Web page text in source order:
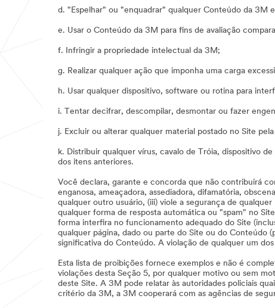
d. "Espelhar" ou "enquadrar" qualquer Conteúdo da 3M
e. Usar o Conteúdo da 3M para fins de avaliação
f. Infringir a propriedade intelectual da 3M;
g. Realizar qualquer ação que imponha uma carga
h. Usar qualquer dispositivo, software ou rotina para
i. Tentar decifrar, descompilar, desmontar ou fazer
j. Excluir ou alterar qualquer material postado no Site
k. Distribuir qualquer vírus, cavalo de Tróia, dispositivo
dos itens anteriores.
Você declara, garante e concorda que não contribuirá
enganosa, ameaçadora, assediadora, difamatória,
qualquer outro usuário, (iii) viole a segurança de
qualquer forma de resposta automática ou "spam" no
forma interfira no funcionamento adequado do Site
qualquer página, dado ou parte do Site ou do Conteúdo
significativa do Conteúdo. A violação de qualquer um
Esta lista de proibições fornece exemplos e não é
violações desta Seção 5, por qualquer motivo ou sem
deste Site. A 3M pode relatar às autoridades policiais
critério da 3M, a 3M cooperará com as agências de